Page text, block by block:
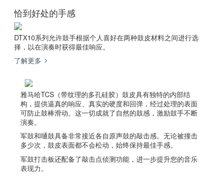
恰到好处的手感
DTX10系列允许鼓手根据个人喜好在两种鼓皮材料之间进行选
择，以在演奏时获得最佳响应。
了解更多
雅马哈TCS（带纹理的多孔硅胶）鼓皮具有独特的内部结
构，提供逼真的响应、真实的硬度和回弹，经过处理的表面
可防止鼓棒滑动。这一切成就了自然的鼓感，激励鼓手不断
演奏。
军鼓和嗵鼓具备非常接近各自原声鼓的敲击感。无论被撞击
多少次，鼓皮表面都不会松动，始终保持最佳手感。
军鼓打击板还配备了敲击点侦测功能，进一步提升您的音乐
表现力。